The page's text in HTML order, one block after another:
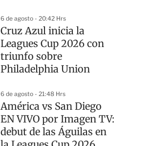
penales
6 de agosto - 20:42 Hrs
Cruz Azul inicia la
Leagues Cup 2026 con
triunfo sobre
Philadelphia Union
6 de agosto - 21:48 Hrs
América vs San Diego
EN VIVO por Imagen TV:
debut de las Águilas en